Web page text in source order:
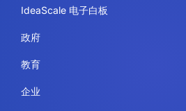
IdeaScale 电子白板
政府
教育
企业